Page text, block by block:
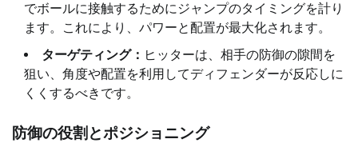
でボールに接触するためにジャンプのタイミングを計り
ます。これにより、パワーと配置が最大化されます。
ターゲティング： ヒッターは、相手の防御の隙間を
狙い、角度や配置を利用してディフェンダーが反応しに
くくするべきです。
防御の役割とポジショニング